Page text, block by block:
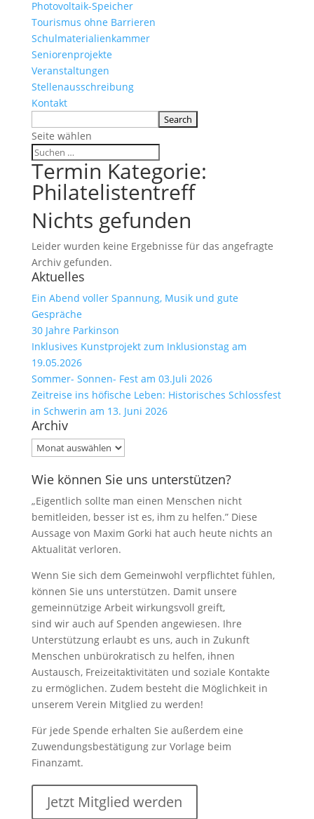
Photovoltaik-Speicher
Tourismus ohne Barrieren
Schulmaterialienkammer
Seniorenprojekte
Veranstaltungen
Stellenausschreibung
Kontakt
Seite wählen
Termin Kategorie:
Philatelistentreff
Nichts gefunden
Leider wurden keine Ergebnisse für das angefragte
Archiv gefunden.
Aktuelles
Ein Abend voller Spannung, Musik und gute
Gespräche
30 Jahre Parkinson
Inklusives Kunstprojekt zum Inklusionstag am
19.05.2026
Sommer- Sonnen- Fest am 03.Juli 2026
Zeitreise ins höfische Leben: Historisches Schlossfest
in Schwerin am 13. Juni 2026
Archiv
Archiv
Wie können Sie uns unterstützen?
„Eigentlich sollte man einen Menschen nicht
bemitleiden, besser ist es, ihm zu helfen.” Diese
Aussage von Maxim Gorki hat auch heute nichts an
Aktualität verloren.
Wenn Sie sich dem Gemeinwohl verpflichtet fühlen,
können Sie uns unterstützen. Damit unsere
gemeinnützige Arbeit wirkungsvoll greift,
sind wir auch auf Spenden angewiesen. Ihre
Unterstützung erlaubt es uns, auch in Zukunft
Menschen unbürokratisch zu helfen, ihnen
Austausch, Freizeitaktivitäten und soziale Kontakte
zu ermöglichen. Zudem besteht die Möglichkeit in
unserem Verein Mitglied zu werden!
Für jede Spende erhalten Sie außerdem eine
Zuwendungsbestätigung zur Vorlage beim
Finanzamt.
Jetzt Mitglied werden